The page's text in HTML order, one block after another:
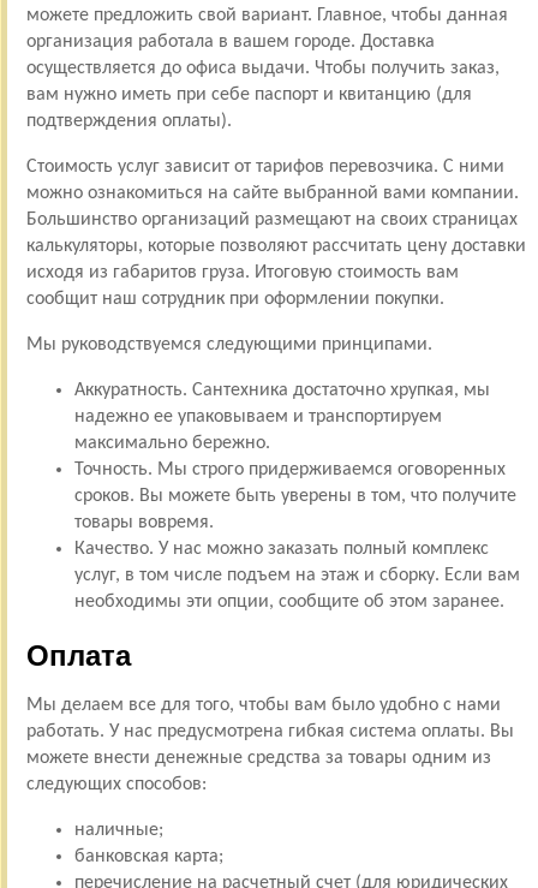
можете предложить свой вариант. Главное, чтобы данная
организация работала в вашем городе. Доставка
осуществляется до офиса выдачи. Чтобы получить заказ,
вам нужно иметь при себе паспорт и квитанцию (для
подтверждения оплаты).
Стоимость услуг зависит от тарифов перевозчика. С ними
можно ознакомиться на сайте выбранной вами компании.
Большинство организаций размещают на своих страницах
калькуляторы, которые позволяют рассчитать цену доставки
исходя из габаритов груза. Итоговую стоимость вам
сообщит наш сотрудник при оформлении покупки.
Мы руководствуемся следующими принципами.
Аккуратность. Сантехника достаточно хрупкая, мы
надежно ее упаковываем и транспортируем
максимально бережно.
Точность. Мы строго придерживаемся оговоренных
сроков. Вы можете быть уверены в том, что получите
товары вовремя.
Качество. У нас можно заказать полный комплекс
услуг, в том числе подъем на этаж и сборку. Если вам
необходимы эти опции, сообщите об этом заранее.
Оплата
Мы делаем все для того, чтобы вам было удобно с нами
работать. У нас предусмотрена гибкая система оплаты. Вы
можете внести денежные средства за товары одним из
следующих способов:
наличные;
банковская карта;
перечисление на расчетный счет (для юридических